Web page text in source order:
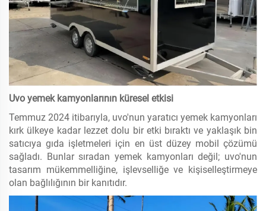
Uvo yemek kamyonlarının küresel etkisi
Temmuz 2024 itibarıyla, uvo'nun yaratıcı yemek kamyonları
kırk ülkeye kadar lezzet dolu bir etki bıraktı ve yaklaşık bin
satıcıya gıda işletmeleri için en üst düzey mobil çözümü
sağladı. Bunlar sıradan yemek kamyonları değil; uvo'nun
tasarım mükemmelliğine, işlevselliğe ve kişiselleştirmeye
olan bağlılığının bir kanıtıdır.